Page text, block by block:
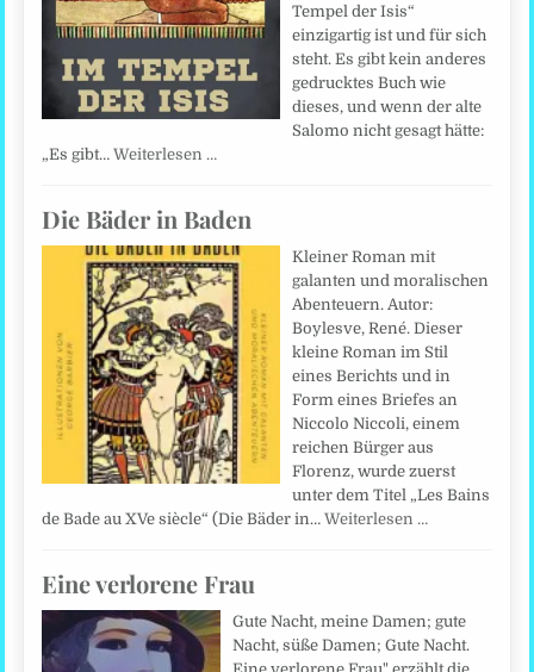
Tempel der Isis“
einzigartig ist und für sich
steht. Es gibt kein anderes
gedrucktes Buch wie
dieses, und wenn der alte
Salomo nicht gesagt hätte:
„Es gibt…Weiterlesen …
Die Bäder in Baden
Kleiner Roman mit
galanten und moralischen
Abenteuern. Autor:
Boylesve, René. Dieser
kleine Roman im Stil
eines Berichts und in
Form eines Briefes an
Niccolo Niccoli, einem
reichen Bürger aus
Florenz, wurde zuerst
unter dem Titel „Les Bains
de Bade au XVe siècle“ (Die Bäder in…Weiterlesen …
Eine verlorene Frau
Gute Nacht, meine Damen; gute
Nacht, süße Damen; Gute Nacht.